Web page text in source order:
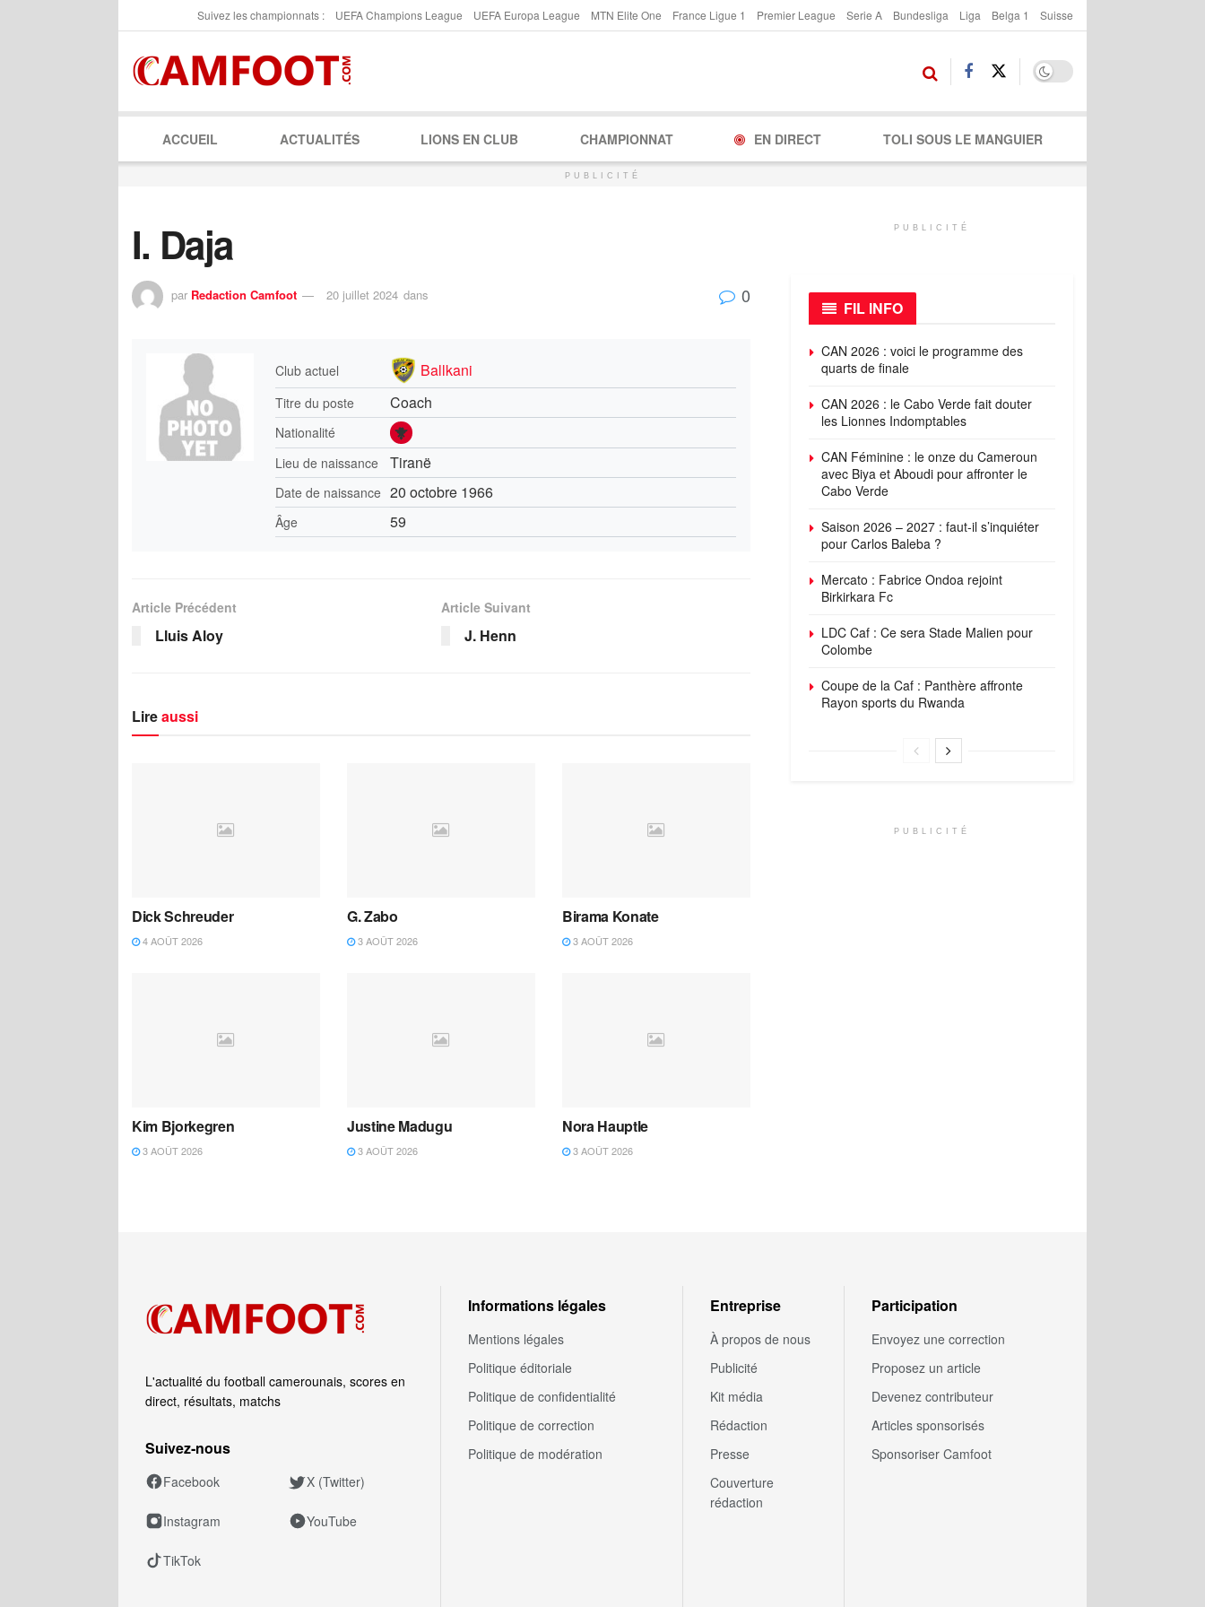
Suivez les championnats : UEFA Champions League UEFA Europa League MTN Elite One France Ligue 1 Premier League Serie A Bundesliga Liga Belga 1 Suisse
ACCUEIL ACTUALITÉS LIONS EN CLUB CHAMPIONNAT EN DIRECT TOLI SOUS LE MANGUIER
PUBLICITÉ
I. Daja
par Redaction Camfoot 20 juillet 2024 dans 0
Club actuel Ballkani
Titre du poste Coach
Nationalité
Lieu de naissance
Tiranë
Date de naissance 20 octobre 1966
Âge 59
Article Précédent
Lluis Aloy
Article Suivant
J. Henn
Lireaussi
Dick Schreuder
4 AOÛT 2026
G. Zabo
3 AOÛT 2026
Birama Konate
3 AOÛT 2026
Kim Bjorkegren
3 AOÛT 2026
Justine Madugu
3 AOÛT 2026
Nora Hauptle
3 AOÛT 2026
PUBLICITÉ
FIL INFO
CAN 2026 : voici le programme des
quarts de finale
CAN 2026 : le Cabo Verde fait douter
les Lionnes Indomptables
CAN Féminine : le onze du Cameroun
avec Biya et Aboudi pour affronter le
Cabo Verde
Saison 2026 – 2027 : faut-il s’inquiéter
pour Carlos Baleba ?
Mercato : Fabrice Ondoa rejoint
Birkirkara Fc
LDC Caf : Ce sera Stade Malien pour
Colombe
Coupe de la Caf : Panthère affronte
Rayon sports du Rwanda
PUBLICITÉ
L'actualité du football camerounais, scores en
direct, résultats, matchs
Suivez‑nous
Facebook X (Twitter)
Instagram YouTube
TikTok
Informations légales
Mentions légales
Politique éditoriale
Politique de confidentialité
Politique de correction
Politique de modération
Entreprise
À propos de nous
Publicité
Kit média
Rédaction
Presse
Couverture
rédaction
Participation
Envoyez une correction
Proposez un article
Devenez contributeur
Articles sponsorisés
Sponsoriser Camfoot